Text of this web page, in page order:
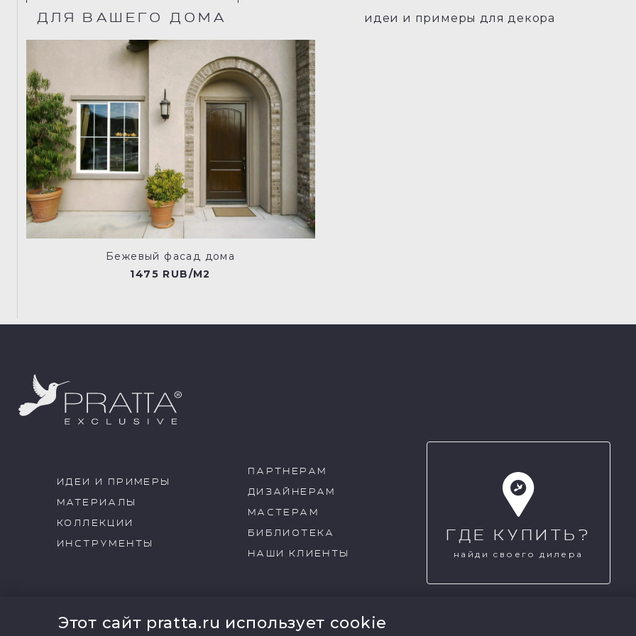
Этот сайт pratta.ru использует cookie
ДЛЯ ВАШЕГО ДОМА идеи и примеры для декора
Бежевый фасад дома
1475 RUB/M2
ИДЕИ И ПРИМЕРЫ
МАТЕРИАЛЫ
КОЛЛЕКЦИИ
ИНСТРУМЕНТЫ
ПАРТНЕРАМ
ДИЗАЙНЕРАМ
МАСТЕРАМ
БИБЛИОТЕКА
НАШИ КЛИЕНТЫ
ГДЕ КУПИТЬ?
найди своего дилера
Вся текстовая информация и графические изображения находящиеся на сайте pratta.ru,